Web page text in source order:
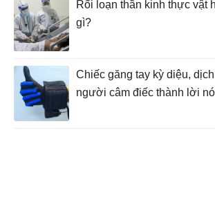
Rối loạn thần kinh thực vật
gì?
Chiếc găng tay kỳ diệu,
người câm điếc thành lời